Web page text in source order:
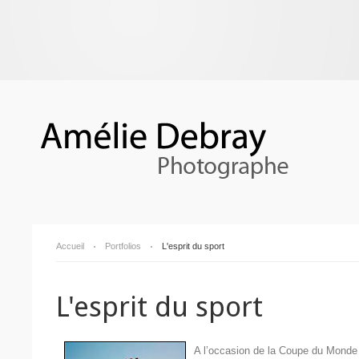
Accueil Portfolios L'esprit du sport
L'esprit du sport
A l’occasion de la Coupe du